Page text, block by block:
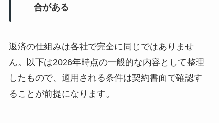
合がある
返済の仕組みは各社で完全に同じではありませ
ん。以下は2026年時点の一般的な内容として整理
したもので、適用される条件は契約書面で確認す
ることが前提になります。